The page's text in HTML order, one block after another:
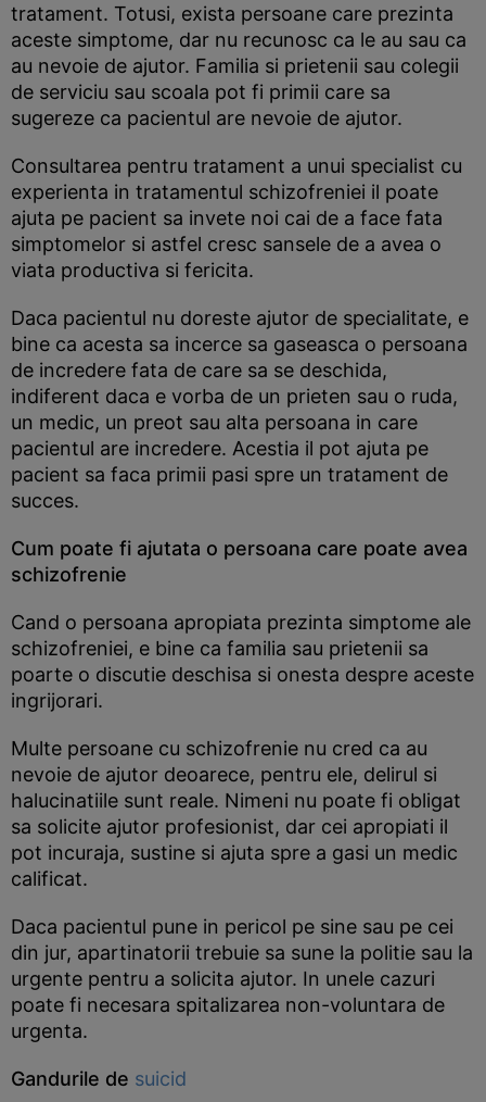
tratament. Totusi, exista persoane care prezinta
aceste simptome, dar nu recunosc ca le au sau ca
au nevoie de ajutor. Familia si prietenii sau colegii
de serviciu sau scoala pot fi primii care sa
sugereze ca pacientul are nevoie de ajutor.
Consultarea pentru tratament a unui specialist cu
experienta in tratamentul schizofreniei il poate
ajuta pe pacient sa invete noi cai de a face fata
simptomelor si astfel cresc sansele de a avea o
viata productiva si fericita.
Daca pacientul nu doreste ajutor de specialitate, e
bine ca acesta sa incerce sa gaseasca o persoana
de incredere fata de care sa se deschida,
indiferent daca e vorba de un prieten sau o ruda,
un medic, un preot sau alta persoana in care
pacientul are incredere. Acestia il pot ajuta pe
pacient sa faca primii pasi spre un tratament de
succes.
Cum poate fi ajutata o persoana care poate avea
schizofrenie
Cand o persoana apropiata prezinta simptome ale
schizofreniei, e bine ca familia sau prietenii sa
poarte o discutie deschisa si onesta despre aceste
ingrijorari.
Multe persoane cu schizofrenie nu cred ca au
nevoie de ajutor deoarece, pentru ele, delirul si
halucinatiile sunt reale. Nimeni nu poate fi obligat
sa solicite ajutor profesionist, dar cei apropiati il
pot incuraja, sustine si ajuta spre a gasi un medic
calificat.
Daca pacientul pune in pericol pe sine sau pe cei
din jur, apartinatorii trebuie sa sune la politie sau la
urgente pentru a solicita ajutor. In unele cazuri
poate fi necesara spitalizarea non-voluntara de
urgenta.
Gandurile de suicid